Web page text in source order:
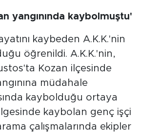
yangınında kaybolmuştu'
kaybeden A.K.K.'nin
öğrenildi. A.K.K.'nin,
Kozan ilçesinde
müdahale
kaybolduğu ortaya
kaybolan genç işçi
çalışmalarında ekipler